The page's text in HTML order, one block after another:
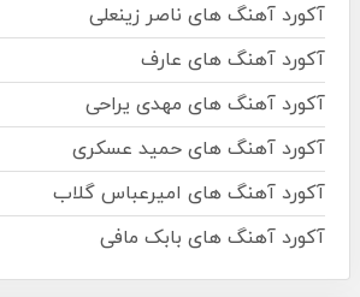
آکورد آهنگ های ناصر زینعلی
آکورد آهنگ های عارف
آکورد آهنگ های مهدی یراحی
آکورد آهنگ های حمید عسکری
آکورد آهنگ های امیرعباس گلاب
آکورد آهنگ های بابک مافی